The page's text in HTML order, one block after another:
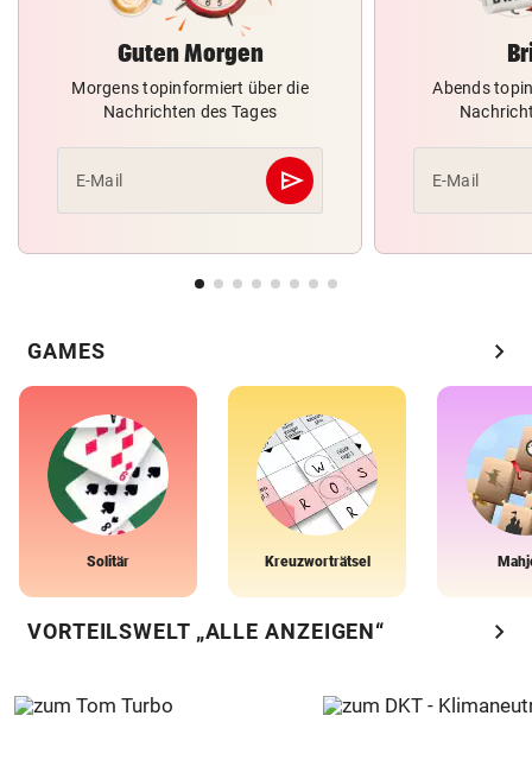
Guten Morgen
Morgens topinformiert über die
Nachrichten des Tages
E-Mail send
Abschicken
Abends
E-Mail
GAMES chevron_right
Solitär Kreuzworträtsel
VORTEILSWELT „ALLE ANZEIGEN“ chevron_right